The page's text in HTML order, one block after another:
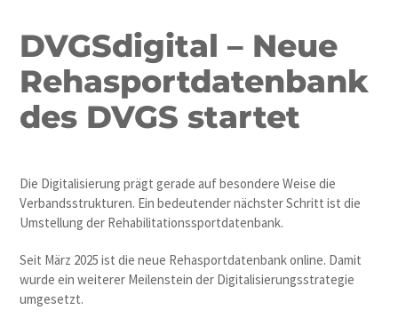
DVGSdigital – Neue
Rehasportdatenbank
des DVGS startet
Die Digitalisierung prägt gerade auf besondere Weise die
Verbandsstrukturen. Ein bedeutender nächster Schritt ist die
Umstellung der Rehabilitationssportdatenbank.
Seit März 2025 ist die neue Rehasportdatenbank online. Damit
wurde ein weiterer Meilenstein der Digitalisierungsstrategie
umgesetzt.